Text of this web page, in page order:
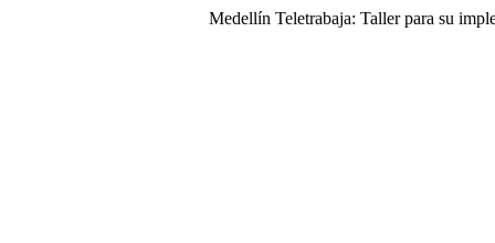
Medellín Teletrabaja: Taller para su